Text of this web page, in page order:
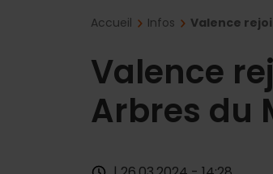
Accueil Infos Valence
Valence
Arbres du